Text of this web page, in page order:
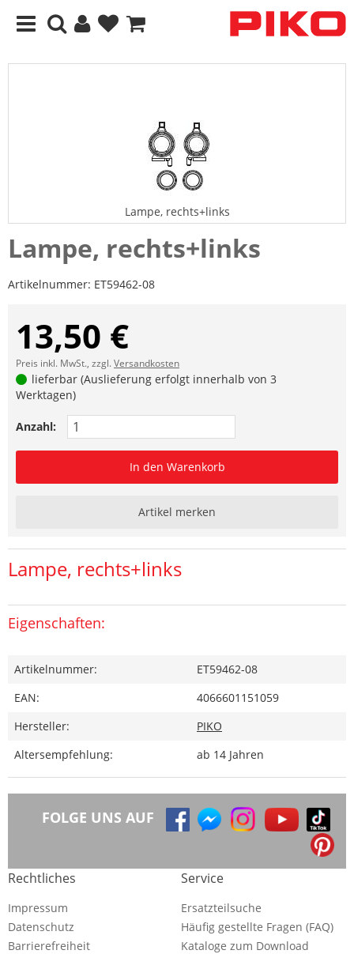
Lampe, rechts+links
Lampe, rechts+links
Artikelnummer: ET59462-08
13,50 €
Preis inkl. MwSt., zzgl.Versandkosten
lieferbar (Auslieferung erfolgt innerhalb von 3
Werktagen)
Anzahl:
In den Warenkorb
Artikel merken
Lampe, rechts+links
Eigenschaften:
Artikelnummer:
ET59462-08
EAN:
4066601151059
Hersteller:
PIKO
Altersempfehlung:
ab 14 Jahren
FOLGE UNS AUF
Rechtliches
Impressum
Datenschutz
Barrierefreiheit
Service
Ersatzteilsuche
Häufig gestellte Fragen (FAQ)
Kataloge zum Download